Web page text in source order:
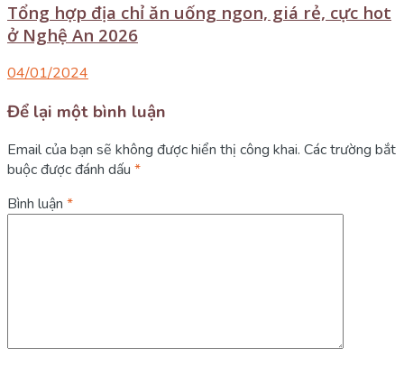
Tổng hợp địa chỉ ăn uống ngon, giá rẻ, cực hot
ở Nghệ An 2026
04/01/2024
Để lại một bình luận
Email của bạn sẽ không được hiển thị công khai. Các trường bắt
buộc được đánh dấu *
Bình luận *